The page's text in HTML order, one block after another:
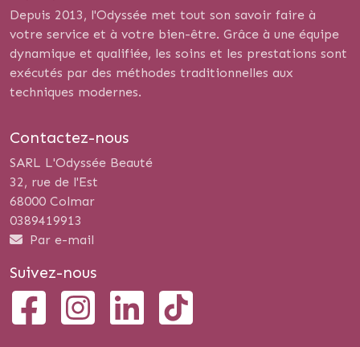
Depuis 2013, l'Odyssée met tout son savoir faire à
votre service et à votre bien-être. Grâce à une équipe
dynamique et qualifiée, les soins et les prestations sont
exécutés par des méthodes traditionnelles aux
techniques modernes.
Contactez-nous
SARL L'Odyssée Beauté
32, rue de l'Est
68000 Colmar
0389419913
Par e-mail
Suivez-nous